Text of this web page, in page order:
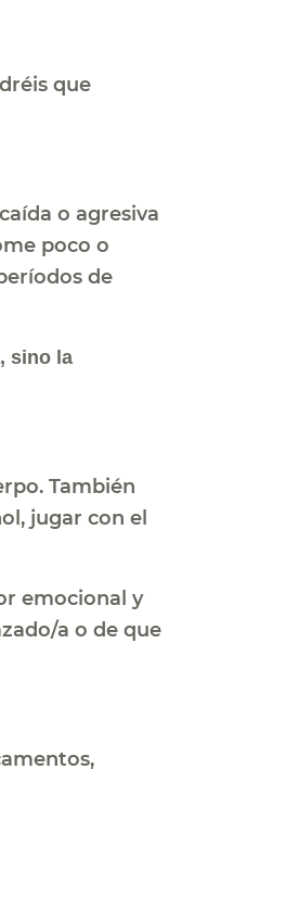
que
o agresiva
poco o
de
sino la
También
jugar con el
emocional y
a o de que